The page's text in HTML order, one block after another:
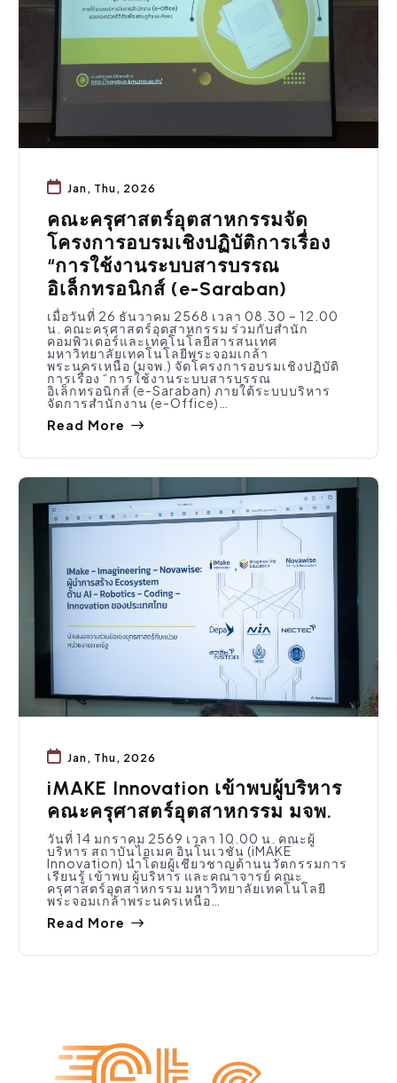
Jan, Thu, 2026
คณะครุศาสตร์อุตสาหกรรมจัด
โครงการอบรมเชิงปฏิบัติการเรื่อง
“การใช้งานระบบสารบรรณ
อิเล็กทรอนิกส์ (e-Saraban)
เมื่อวันที่ 26 ธันวาคม 2568 เวลา 08.30 – 12.00
น. คณะครุศาสตร์อุตสาหกรรม ร่วมกับสำนัก
คอมพิวเตอร์และเทคโนโลยีสารสนเทศ
มหาวิทยาลัยเทคโนโลยีพระจอมเกล้า
พระนครเหนือ (มจพ.) จัดโครงการอบรมเชิงปฏิบัติ
การเรื่อง “การใช้งานระบบสารบรรณ
อิเล็กทรอนิกส์ (e-Saraban) ภายใต้ระบบบริหาร
จัดการสำนักงาน (e-Office)…
Read More
ประชาสัมพันธ์
Jan, Thu, 2026
iMAKE Innovation เข้าพบผู้บริหาร
คณะครุศาสตร์อุตสาหกรรม มจพ.
วันที่ 14 มกราคม 2569 เวลา 10.00 น. คณะผู้
บริหาร สถาบันไอเมค อินโนเวชั่น (iMAKE
Innovation) นำโดยผู้เชี่ยวชาญด้านนวัตกรรมการ
เรียนรู้ เข้าพบ ผู้บริหาร และคณาจารย์ คณะ
ครุศาสตร์อุตสาหกรรม มหาวิทยาลัยเทคโนโลยี
พระจอมเกล้าพระนครเหนือ…
Read More